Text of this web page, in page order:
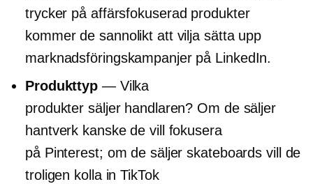
trycker på affärsfokuserad produkter
kommer de sannolikt att vilja sätta upp
marknadsföringskampanjer på LinkedIn.
Produkttyp — Vilka
produkter säljer handlaren? Om de säljer
hantverk kanske de vill fokusera
på Pinterest; om de säljer skateboards vill de
troligen kolla in TikTok